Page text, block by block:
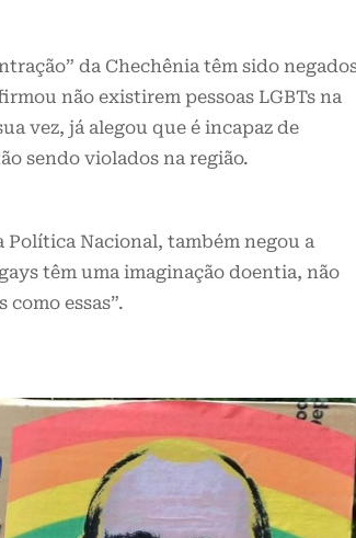
da Chechênia têm sido
não existirem pessoas LGBTs na
vez, já alegou que é incapaz de
sendo violados na região.
Política Nacional, também negou a
têm uma imaginação doentia, não
essas”.